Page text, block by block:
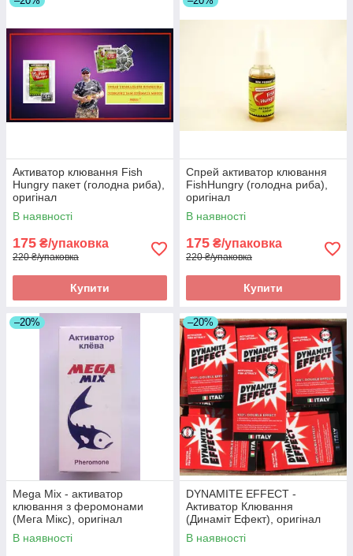
Активатор клювання Fish
Hungry пакет (голодна риба),
оригінал
В наявності
175 ₴/упаковка
220 ₴/упаковка
Купити
Спрей активатор клювання
FishHungry (голодна риба),
оригінал
В наявності
175 ₴/упаковка
220 ₴/упаковка
Купити
–20%
Mega Mix - активатор
клювання з феромонами
(Мега Мікс), оригінал
В наявності
–20%
DYNAMITE EFFECT -
Активатор Клювання
(Динаміт Ефект), оригінал
В наявності